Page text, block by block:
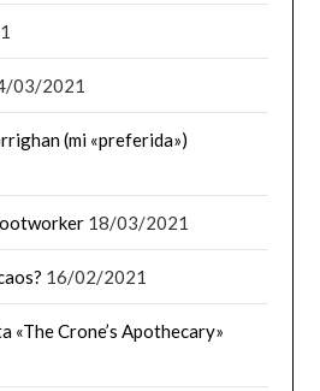
03/2021
(mi «preferida»)
18/03/2021
16/02/2021
«The Crone’s Apothecary»